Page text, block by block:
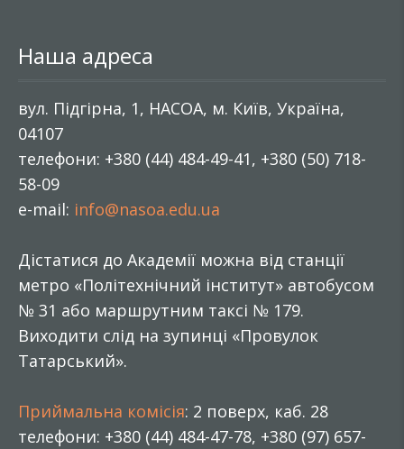
Наша адреса
вул. Підгірна, 1, НАСОА, м. Київ, Україна,
04107
телефони: +380 (44) 484-49-41, +380 (50) 718-
58-09
e-mail: info@nasoa.edu.ua
Дістатися до Академії можна від станції
метро «Політехнічний інститут» автобусом
№ 31 або маршрутним таксі № 179.
Виходити слід на зупинці «Провулок
Татарський».
Приймальна комісія: 2 поверх, каб. 28
телефони: +380 (44) 484-47-78, +380 (97) 657-